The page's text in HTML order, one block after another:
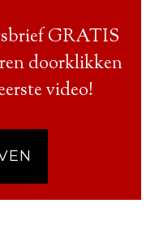
GRATIS
doorklikken
video!